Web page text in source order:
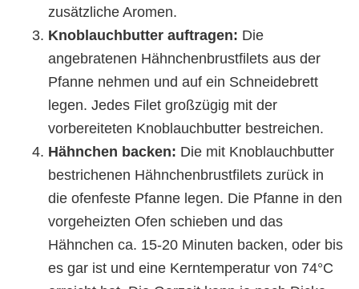
zusätzliche Aromen.
Knoblauchbutter auftragen: Die
angebratenen Hähnchenbrustfilets aus der
Pfanne nehmen und auf ein Schneidebrett
legen. Jedes Filet großzügig mit der
vorbereiteten Knoblauchbutter bestreichen.
Hähnchen backen: Die mit Knoblauchbutter
bestrichenen Hähnchenbrustfilets zurück in
die ofenfeste Pfanne legen. Die Pfanne in den
vorgeheizten Ofen schieben und das
Hähnchen ca. 15-20 Minuten backen, oder bis
es gar ist und eine Kerntemperatur von 74°C